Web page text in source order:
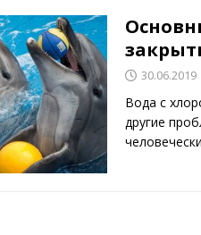
30.06.2019
Вода с
другие